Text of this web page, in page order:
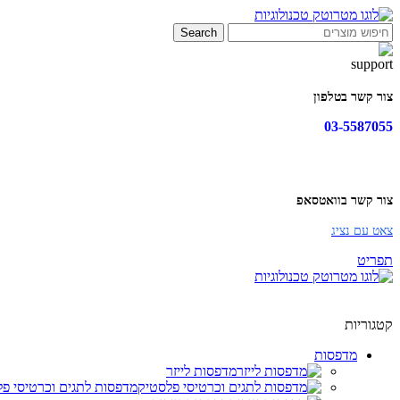
Search
צור קשר בטלפון
03-5587055
צור קשר בוואטסאפ
צאט עם נציג
תפריט
קטגוריות
מדפסות
מדפסות לייזר
מדפסות לתגים וכרטיסי